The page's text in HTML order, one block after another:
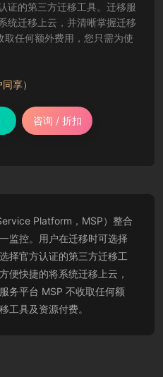
证的第三方迁移工具。迁移服
统迁移上云，并清晰掌握迁移
任何额外费用，您只需为使
享）
咨询 / 折扣
Platform，MSP）整合
监控。用户在迁移时可选择
择官方认证的第三方迁移工
便快捷的将系统迁移上云，
务平台 MSP 不收取任何额
工具及资源付费。